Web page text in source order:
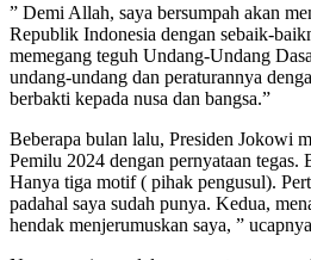
” Demi Allah, saya bersumpah akan
Republik Indonesia dengan sebaik-
memegang teguh Undang-Undang
undang-undang dan peraturannya
berbakti kepada nusa dan bangsa.”
Beberapa bulan lalu, Presiden Jokowi
Pemilu 2024 dengan pernyataan tegas.
Hanya tiga motif ( pihak pengusul).
padahal saya sudah punya. Kedua,
hendak menjerumuskan saya, ”